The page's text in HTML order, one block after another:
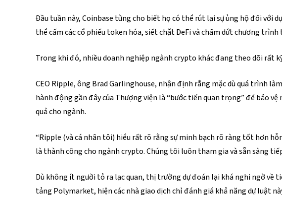
Đầu tuần này, Coinbase từng cho biết họ có thể rút lại sự ủng hộ đối với
thể cấm các cổ phiếu token hóa, siết chặt DeFi và chấm dứt chương
Trong khi đó, nhiều doanh nghiệp ngành crypto khác đang theo dõi rất
CEO Ripple, ông Brad Garlinghouse, nhận định rằng mặc dù quá trình
hành động gần đây của Thượng viện là “bước tiến quan trọng” để bảo vệ
quả cho ngành.
“Ripple (và cá nhân tôi) hiểu rất rõ rằng sự minh bạch rõ ràng tốt hơn
là thành công cho ngành crypto. Chúng tôi luôn tham gia và sẵn sàng
Dù không ít người tỏ ra lạc quan, thị trường dự đoán lại khá nghi ngờ về
tảng Polymarket, hiện các nhà giao dịch chỉ đánh giá khả năng dự luật